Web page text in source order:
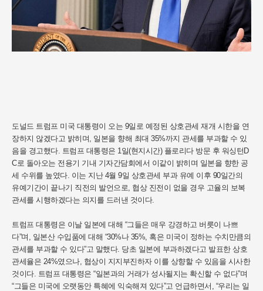
도널드 트럼프 미국 대통령이 오는 9일로 예정된 상호관세 재개 시한을 연
장하지 않겠다고 밝히며, 일본을 향해 최대 35%까지 관세를 부과할 수 있
음을 경고했다. 트럼프 대통령은 1일(현지시간) 플로리다 방문 후 워싱턴D
C로 돌아오는 전용기 기내 기자간담회에서 이같이 밝히며 일본을 향한 공
세 수위를 높였다. 이는 지난 4월 9일 상호관세 부과 유예 이후 90일간의
유예기간이 끝나기 직전의 발언으로, 협상 진전이 없을 경우 고율의 보복
관세를 시행하겠다는 의지를 드러낸 것이다.
트럼프 대통령은 이날 일본에 대해 “그들은 매우 강경하고 버릇이 나쁘
다”며, 일본산 수입품에 대해 “30%나 35%, 혹은 미국이 정하는 수치만큼의
관세를 부과할 수 있다”고 말했다. 당초 일본에 부과하겠다고 발표한 상호
관세율은 24%였으나, 협상이 지지부진하자 이를 상향할 수 있음을 시사한
것이다. 트럼프 대통령은 “일본과의 거래가 성사될지는 확신할 수 없다”며
“그들은 미국에 오랫동안 특혜에 익숙해져 있다”고 언급하면서, “우리는 일